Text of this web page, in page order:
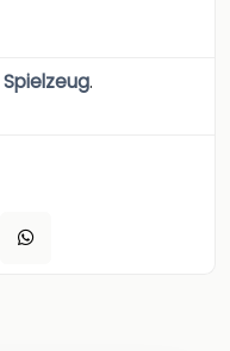
Spielzeug.